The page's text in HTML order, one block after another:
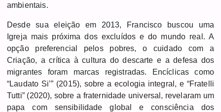
ambientais.
Desde sua eleição em 2013, Francisco buscou uma
Igreja mais próxima dos excluídos e do mundo real. A
opção preferencial pelos pobres, o cuidado com a
Criação, a crítica à cultura do descarte e a defesa dos
migrantes foram marcas registradas. Encíclicas como
“Laudato Si’” (2015), sobre a ecologia integral, e “Fratelli
Tutti” (2020), sobre a fraternidade universal, revelaram um
papa com sensibilidade global e consciência dos